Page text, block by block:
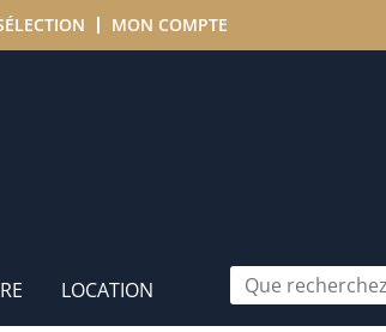
MON COMPTE
LOCATION